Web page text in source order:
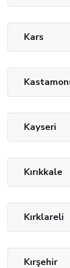
Kars
Kayseri
Kırıkkale
Kırklareli
Kırşehir